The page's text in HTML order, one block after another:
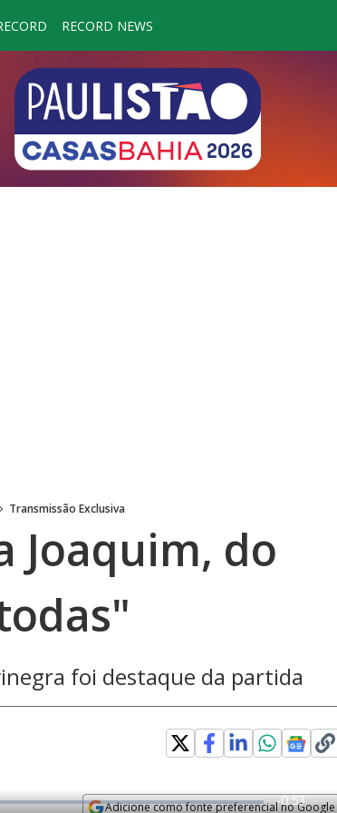
RECORD NEWS
Transmissão Exclusiva
Joaquim, do
foi destaque da partida
Adicione como fonte preferencial no Google
R
-0:53